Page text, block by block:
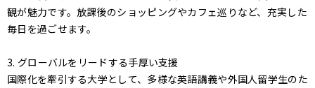
観が魅力です。放課後のショッピングやカフェ巡りなど、充実した
毎日を過ごせます。
3. グローバルをリードする手厚い支援
国際化を牽引する大学として、多様な英語講義や外国人留学生のた